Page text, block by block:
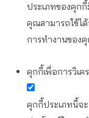
ประเภทของคุก
คุณสามารถใช้ไ
การทำงานของคุ
คุกกี้เพื่อการวิเค
คุกกี้ประเภทนี้จ